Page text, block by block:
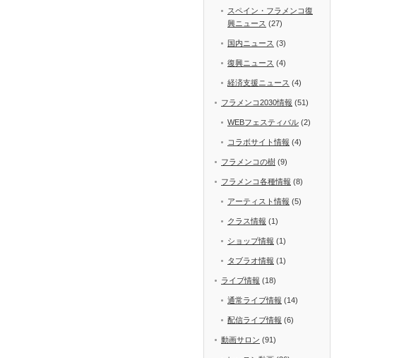
スペイン・フラメンコ復
興ニュース (27)
国内ニュース (3)
復興ニュース (4)
経済支援ニュース (4)
フラメンコ2030情報 (51)
WEBフェスティバル (2)
コラボサイト情報 (4)
フラメンコの樹 (9)
フラメンコ各種情報 (8)
アーティスト情報 (5)
クラス情報 (1)
ショップ情報 (1)
タブラオ情報 (1)
ライブ情報 (18)
通常ライブ情報 (14)
配信ライブ情報 (6)
動画サロン (91)